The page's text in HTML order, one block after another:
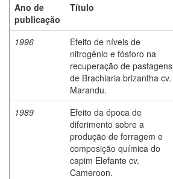
Ano de
publicação
Título
1996
Efeito de níveis de
nitrogênio e fósforo na
recuperação de pastagens
de Brachiaria brizantha cv.
Marandu.
1989
Efeito da época de
diferimento sobre a
produção de forragem e
composição química do
capim Elefante cv.
Cameroon.